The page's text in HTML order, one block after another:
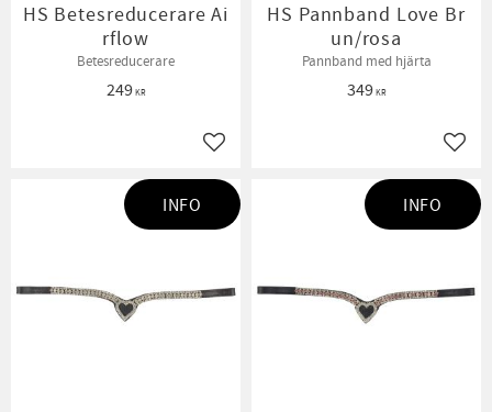
HS Betesreducerare Ai
rflow
Betesreducerare
249KR
Lägg till i favoriter
HS Pannband Love Br
un/rosa
Pannband med hjärta
349KR
INFO INFO